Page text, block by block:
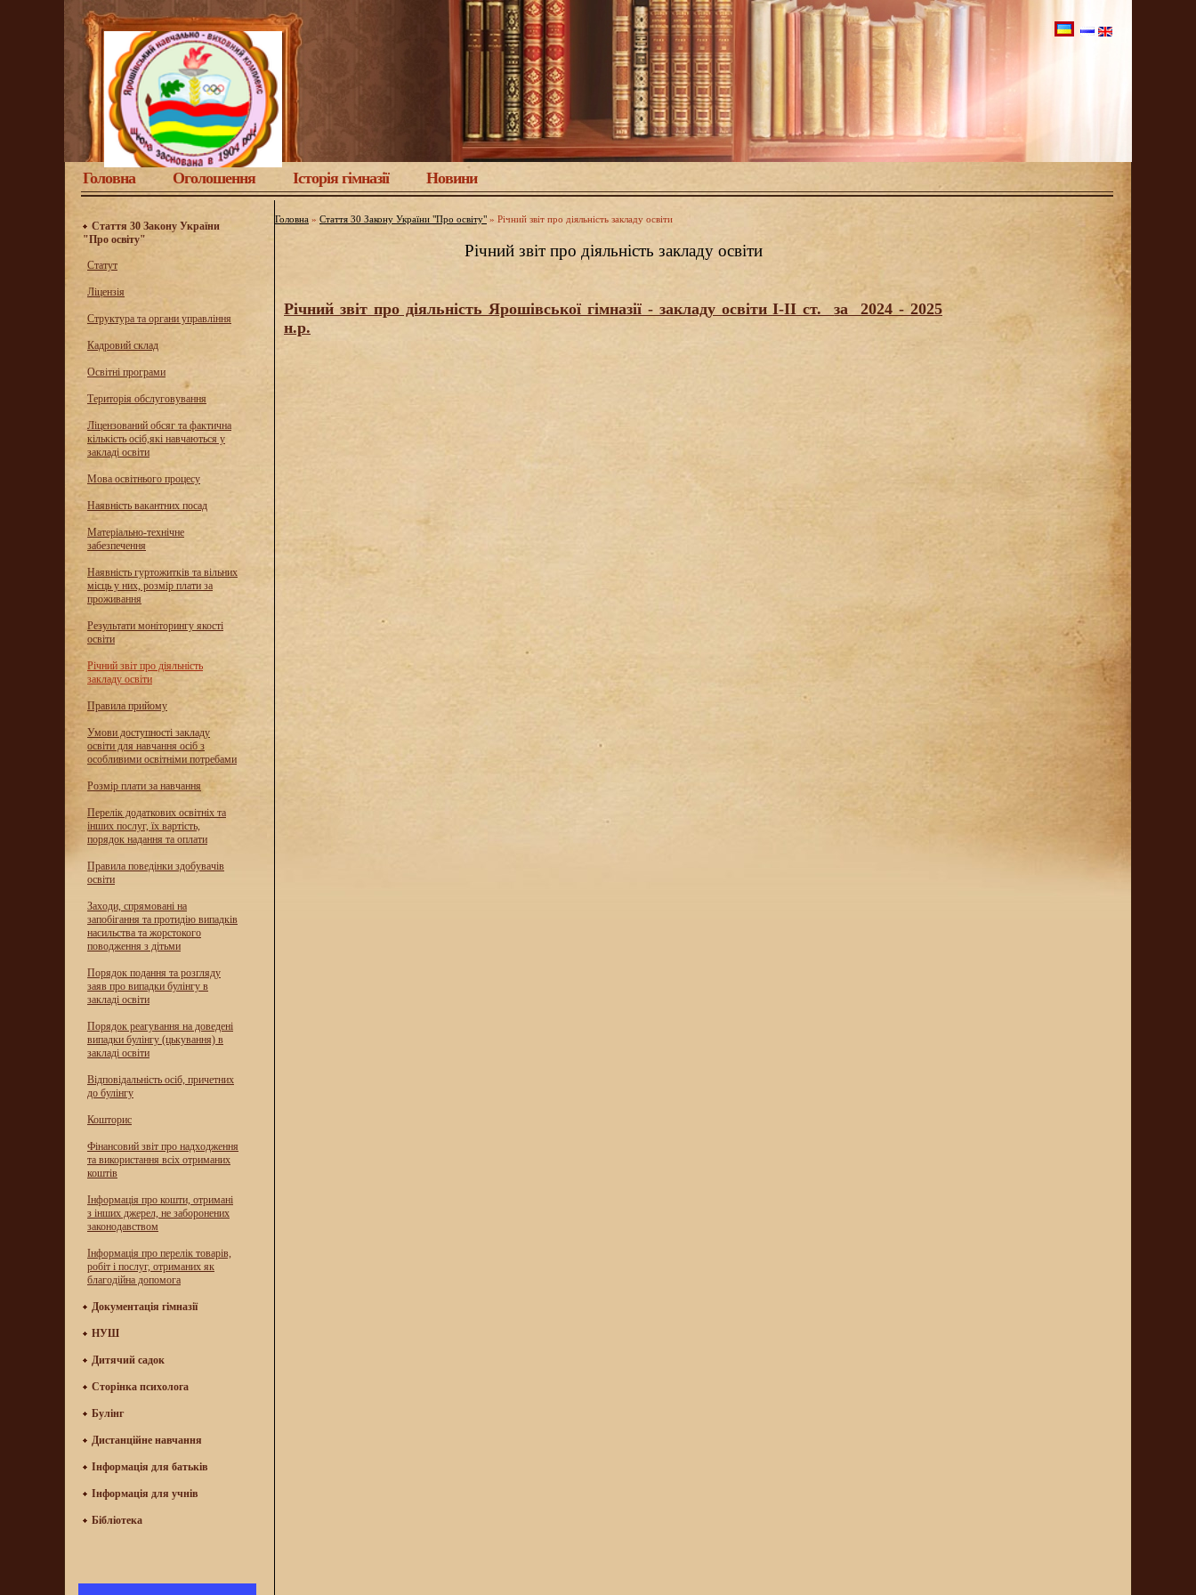
Головна Оголошення Історія гімназії Новини
Стаття 30 Закону України
"Про освіту"
Статут
Ліцензія
Структура та органи управління
Кадровий склад
Освітні програми
Територія обслуговування
Ліцензований обсяг та фактична
кількість осіб,які навчаються у
закладі освіти
Мова освітнього процесу
Наявність вакантних посад
Матеріально-технічне
забезпечення
Наявність гуртожитків та вільних
місць у них, розмір плати за
проживання
Результати моніторингу якості
освіти
Річний звіт про діяльність
закладу освіти
Правила прийому
Умови доступності закладу
освіти для навчання осіб з
особливими освітніми потребами
Розмір плати за навчання
Перелік додаткових освітніх та
інших послуг, їх вартість,
порядок надання та оплати
Правила поведінки здобувачів
освіти
Заходи, спрямовані на
запобігання та протидію випадків
насильства та жорстокого
поводження з дітьми
Порядок подання та розгляду
заяв про випадки булінгу в
закладі освіти
Порядок реагування на доведені
випадки булінгу (цькування) в
закладі освіти
Відповідальність осіб, причетних
до булінгу
Кошторис
Фінансовий звіт про надходження
та використання всіх отриманих
коштів
Інформація про кошти, отримані
з інших джерел, не заборонених
законодавством
Інформація про перелік товарів,
робіт і послуг, отриманих як
благодійна допомога
Документація гімназії
НУШ
Дитячий садок
Сторінка психолога
Булінг
Дистанційне навчання
Інформація для батьків
Інформація для учнів
Бібліотека
Головна » Стаття 30 Закону України "Про освіту" » Річний звіт про діяльність закладу освіти
Річний звіт про діяльність закладу освіти
Річний звіт про діяльність Ярошівської гімназії - закладу освіти І-ІІ ст.за2024 - 2025
н.р.